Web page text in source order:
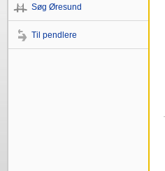
Søg Øresund
Til pendlere